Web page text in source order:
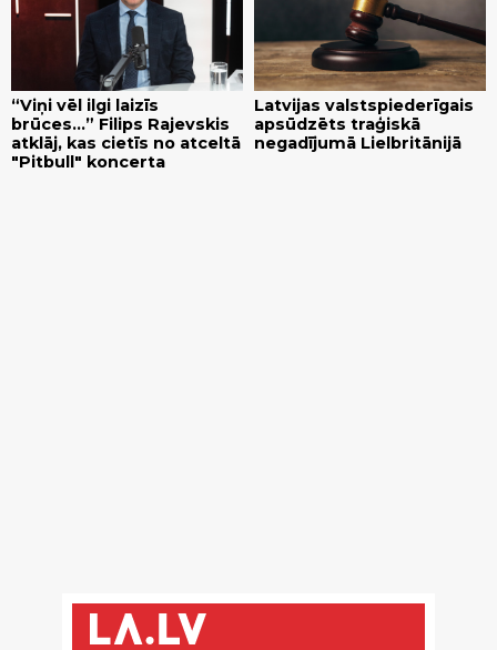
“Viņi vēl ilgi laizīs
brūces...” Filips Rajevskis
atklāj, kas cietīs no atceltā
"Pitbull" koncerta
Latvijas valstspiederīgais
apsūdzēts traģiskā
negadījumā Lielbritānijā